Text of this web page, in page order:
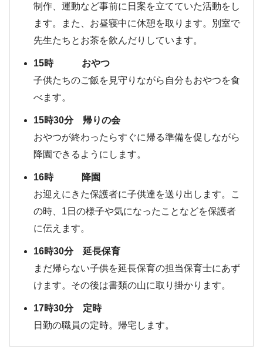
制作、運動など事前に日案を立てていた活動をし
ます。また、お昼寝中に休憩を取ります。別室で
先生たちとお茶を飲んだりしています。
15時 おやつ
子供たちのご飯を見守りながら自分もおやつを食
べます。
15時30分 帰りの会
おやつが終わったらすぐに帰る準備を促しながら
降園できるようにします。
16時 降園
お迎えにきた保護者に子供達を送り出します。こ
の時、1日の様子や気になったことなどを保護者
に伝えます。
16時30分 延長保育
まだ帰らない子供を延長保育の担当保育士にあず
けます。その後は書類の山に取り掛かります。
17時30分 定時
日勤の職員の定時。帰宅します。